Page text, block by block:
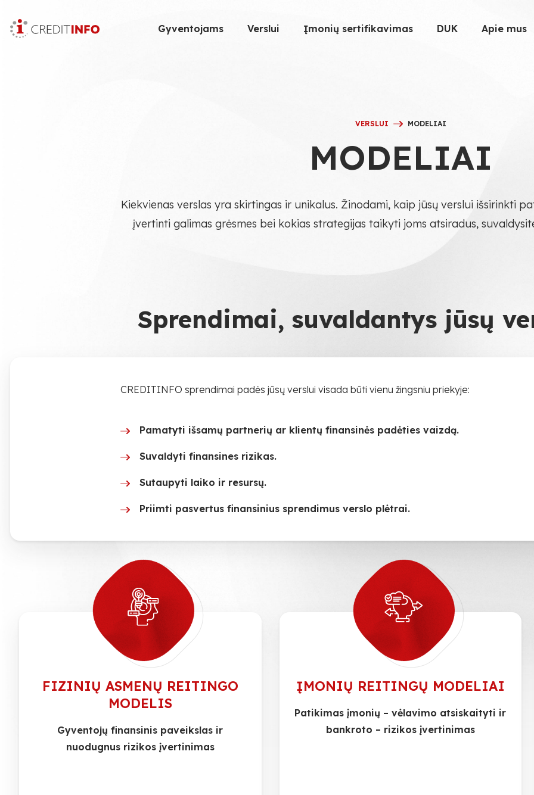
Gyventojams Verslui Įmonių sertifikavimas DUK Apie mus
VERSLUI MODELIAI
MODELIAI
Kiekvienas verslas yra skirtingas ir unikalus. Žinodami, kaip jūsų verslui išsirinkti
įvertinti galimas grėsmes bei kokias strategijas taikyti joms atsiradus,
Sprendimai, suvaldantys jūsų
CREDITINFO sprendimai padės jūsų verslui visada būti vienu žingsniu priekyje:
Pamatyti išsamų partnerių ar klientų finansinės padėties vaizdą.
Suvaldyti finansines rizikas.
Sutaupyti laiko ir resursų.
Priimti pasvertus finansinius sprendimus verslo plėtrai.
FIZINIŲ ASMENŲ REITINGO
MODELIS
Gyventojų finansinis paveikslas ir
nuodugnus rizikos įvertinimas
ĮMONIŲ REITINGŲ MODELIAI
Patikimas įmonių – vėlavimo atsiskaityti ir
bankroto – rizikos įvertinimas